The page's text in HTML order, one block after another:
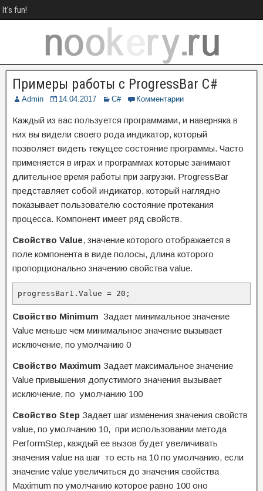
It's fun!
Примеры работы с ProgressBar C#
Admin 14.04.2017 C# Комментарии
Каждый из вас пользуется программами, и наверняка в
них вы видели своего рода индикатор, который
позволяет видеть текущее состояние программы. Часто
применяется в играх и программах которые занимают
длительное время работы при загрузки. ProgressBar
представляет собой индикатор, который наглядно
показывает пользователю состояние протекания
процесса. Компонент имеет ряд свойств.
Свойство Value, значение которого отображается в
поле компонента в виде полосы, длина которого
пропорционально значению свойства value.
progressBar1.Value = 20;
Свойство Minimum Задает минимальное значение
Value меньше чем минимальное значение вызывает
исключение, по умолчанию 0
Свойство Maximum Задает максимальное значение
Value привышения допустимого значения вызывает
исключение, по умолчанию 100
Свойство Step Задает шаг изменения значения свойств
value, по умолчанию 10, при использовании метода
PerformStep, каждый ее вызов будет увеличивать
значения value на шаг то есть на 10 по умолчанию, если
значение value увеличиться до значения свойства
Maximum по умолчанию которое равно 100 оно